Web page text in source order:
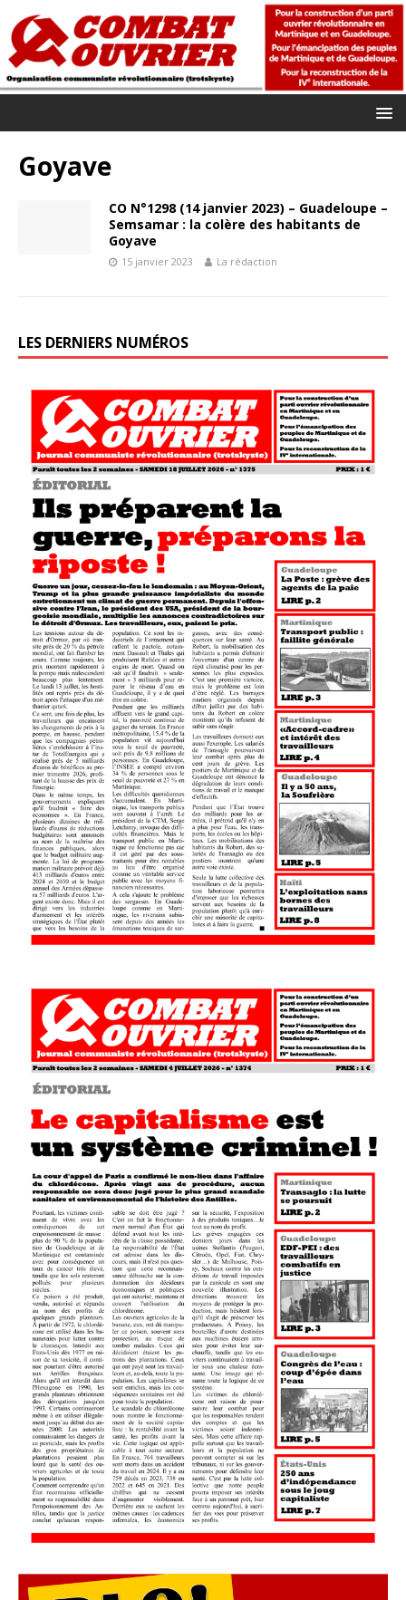
Goyave
CO N°1298 (14 janvier 2023) – Guadeloupe –
Semsamar : la colère des habitants de
Goyave
15 janvier 2023 La rédaction
LES DERNIERS NUMÉROS